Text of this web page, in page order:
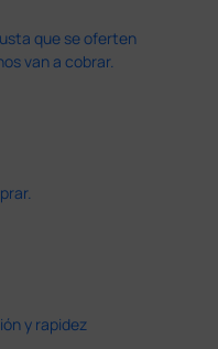
que se oferten
van a cobrar.
y rapidez